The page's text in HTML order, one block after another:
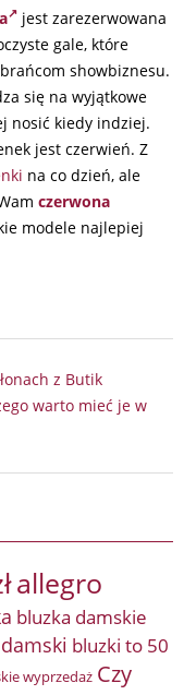
jest zarezerwowana
gale, które
showbiznesu.
się na wyjątkowe
nosić kiedy indziej.
jest czerwień. Z
na co dzień, ale
czerwona
modele najlepiej
z Butik
warto mieć je w
allegro
bluzka damskie
bluzki to 50
wyprzedaż Czy